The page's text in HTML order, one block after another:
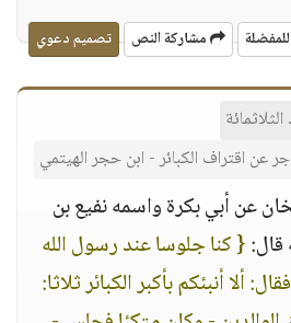
مشاركة النص تصميم دعوي
عن اقتراف الكبائر - ابن حجر الهيتمي
عن أبي بكرة واسمه نفيع بن
قال:{ كنا جلوسا عند رسول الله
ألا أنبئكم بأكبر الكبائر ثلاثا: